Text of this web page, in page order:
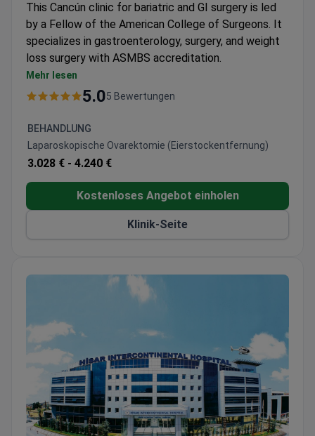
This Cancún clinic for bariatric and GI surgery is led
by a Fellow of the American College of Surgeons. It
specializes in gastroenterology, surgery, and weight
loss surgery with ASMBS accreditation.
Treats 500 patients each year from the US,
Canada, Europe, Latin America, and Australia.
GI and bariatric surgery.
Mehr lesen
5.05 Bewertungen
BEHANDLUNG
Laparoskopische Ovarektomie (Eierstockentfernung)
3.028 € - 4.240 €
Kostenloses Angebot einholen
Klinik-Seite